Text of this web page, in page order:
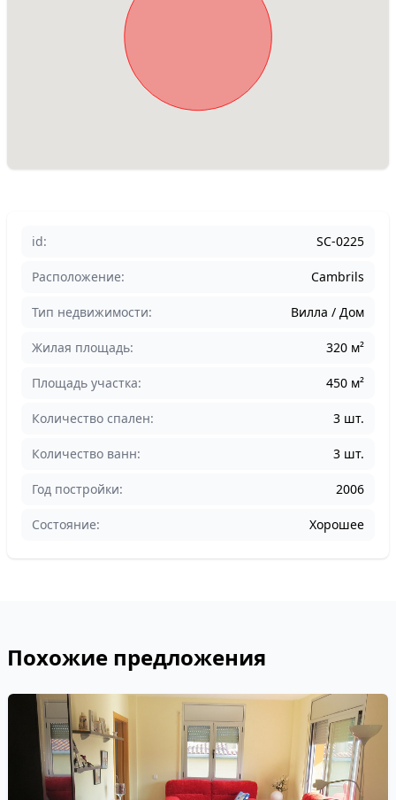
id: SC-0225
Расположение: Cambrils
Тип недвижимости: Вилла / Дом
Жилая площадь: 320 м²
Площадь участка: 450 м²
Количество спален: 3 шт.
Количество ванн: 3 шт.
Год постройки: 2006
Состояние: Хорошее
Похожие предложения